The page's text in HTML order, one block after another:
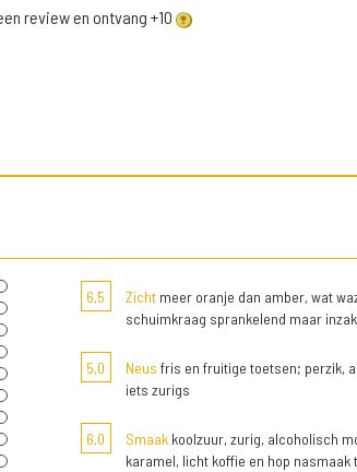
review en ontvang +10
6,5 Zichtmeer oranje dan amber, wat
schuimkraag sprankelend maar
5,0 Neus fris en fruitige toetsen; perzik,
iets zurigs
6,0 Smaakkoolzuur, zurig, alcoholisch
karamel, licht koffie en hop nasmaak